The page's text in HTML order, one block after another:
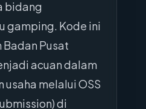
bidang
gamping. Kode ini
Pusat
acuan dalam
usaha melalui OSS
di